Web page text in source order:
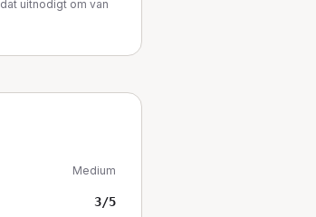
uitnodigt om van
Medium
3/5